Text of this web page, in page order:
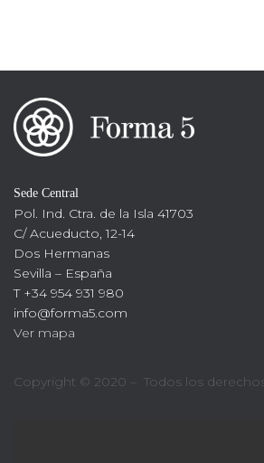
Sede Central
Pol. Ind. Ctra. de la Isla 41703
C/ Acueducto, 12-14
Dos Hermanas
Sevilla – España
T +34 954 931 980
info@forma5.com
Ver mapa
Copyright © 2020 – Todos los